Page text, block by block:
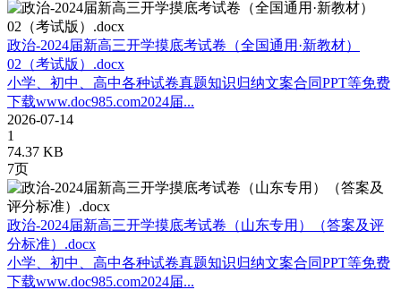
政治-2024届新高三开学摸底考试卷（全国通用·新教材）
02（考试版）.docx
小学、初中、高中各种试卷真题知识归纳文案合同PPT等免费
下载www.doc985.com2024届...
2026-07-14
1
74.37 KB
7页
政治-2024届新高三开学摸底考试卷（山东专用）（答案及评
分标准）.docx
小学、初中、高中各种试卷真题知识归纳文案合同PPT等免费
下载www.doc985.com2024届...